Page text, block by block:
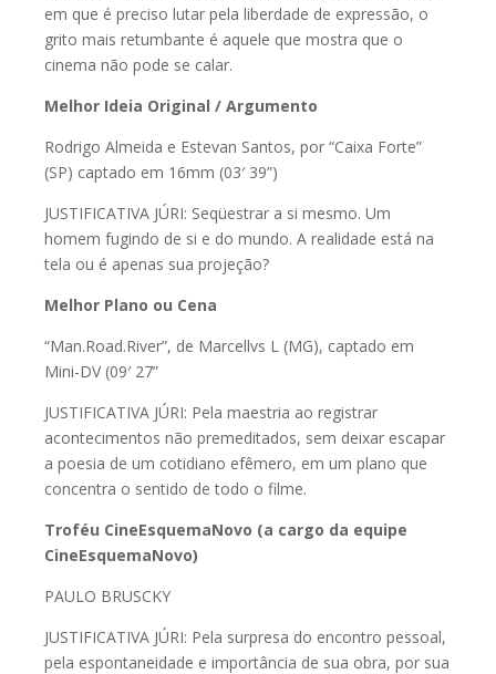
em que é preciso lutar pela liberdade de expressão, o
grito mais retumbante é aquele que mostra que o
cinema não pode se calar.
Melhor Ideia Original / Argumento
Rodrigo Almeida e Estevan Santos, por “Caixa Forte”
(SP) captado em 16mm (03′ 39”)
JUSTIFICATIVA JÚRI: Seqüestrar a si mesmo. Um
homem fugindo de si e do mundo. A realidade está na
tela ou é apenas sua projeção?
Melhor Plano ou Cena
“Man.Road.River”, de Marcellvs L (MG), captado em
Mini-DV (09′ 27”
JUSTIFICATIVA JÚRI: Pela maestria ao registrar
acontecimentos não premeditados, sem deixar escapar
a poesia de um cotidiano efêmero, em um plano que
concentra o sentido de todo o filme.
Troféu CineEsquemaNovo (a cargo da equipe
CineEsquemaNovo)
PAULO BRUSCKY
JUSTIFICATIVA JÚRI: Pela surpresa do encontro pessoal,
pela espontaneidade e importância de sua obra, por sua